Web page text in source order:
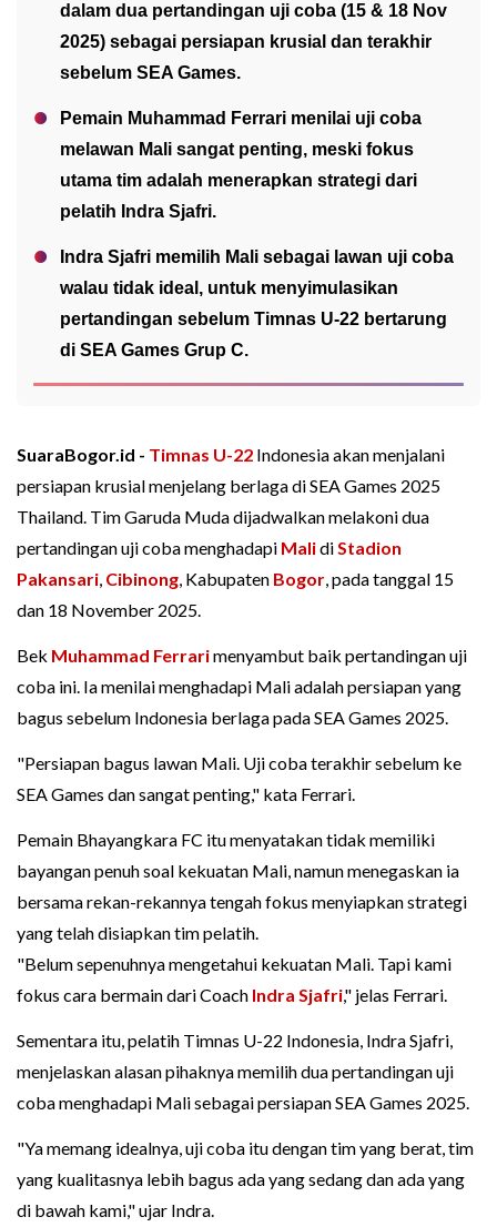
dalam dua pertandingan uji coba (15 & 18 Nov
2025) sebagai persiapan krusial dan terakhir
sebelum SEA Games.
Pemain Muhammad Ferrari menilai uji coba
melawan Mali sangat penting, meski fokus
utama tim adalah menerapkan strategi dari
pelatih Indra Sjafri.
Indra Sjafri memilih Mali sebagai lawan uji coba
walau tidak ideal, untuk menyimulasikan
pertandingan sebelum Timnas U-22 bertarung
di SEA Games Grup C.
SuaraBogor.id - Timnas U-22 Indonesia akan menjalani
persiapan krusial menjelang berlaga di SEA Games 2025
Thailand. Tim Garuda Muda dijadwalkan melakoni dua
pertandingan uji coba menghadapi MalidiStadion
Pakansari, Cibinong, Kabupaten Bogor, pada tanggal 15
dan 18 November 2025.
Bek Muhammad Ferrarimenyambut baik pertandingan uji
coba ini. Ia menilai menghadapi Mali adalah persiapan yang
bagus sebelum Indonesia berlaga pada SEA Games 2025.
"Persiapan bagus lawan Mali. Uji coba terakhir sebelum ke
SEA Games dan sangat penting," kata Ferrari.
Pemain Bhayangkara FC itu menyatakan tidak memiliki
bayangan penuh soal kekuatan Mali, namun menegaskan ia
bersama rekan-rekannya tengah fokus menyiapkan strategi
yang telah disiapkan tim pelatih.
"Belum sepenuhnya mengetahui kekuatan Mali. Tapi kami
fokus cara bermain dari Coach Indra Sjafri," jelas Ferrari.
Sementara itu, pelatih Timnas U-22 Indonesia, Indra Sjafri,
menjelaskan alasan pihaknya memilih dua pertandingan uji
coba menghadapi Mali sebagai persiapan SEA Games 2025.
"Ya memang idealnya, uji coba itu dengan tim yang berat, tim
yang kualitasnya lebih bagus ada yang sedang dan ada yang
di bawah kami," ujar Indra.